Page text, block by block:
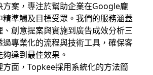
方案，專注於幫助企業在Google龐
精準觸及目標受眾。我們的服務涵蓋
創意提案與實施到廣告成效分析三
過專業化的流程與技術工具，確保客
達到最佳效果。
方面，Topkee採用系統化的方法簡